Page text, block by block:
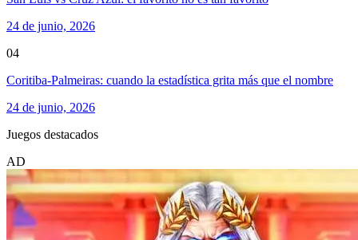
24 de junio, 2026
04
Coritiba-Palmeiras: cuando la estadística grita más que el nombre
24 de junio, 2026
Juegos destacados
AD